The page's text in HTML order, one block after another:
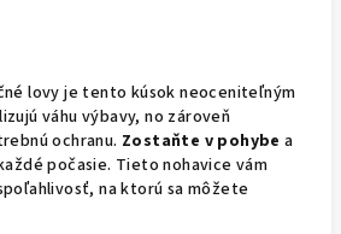
lovy je tento kúsok neoceniteľným
váhu výbavy, no zároveň
ochranu. Zostaňte v pohybe a
počasie. Tieto nohavice vám
na ktorú sa môžete